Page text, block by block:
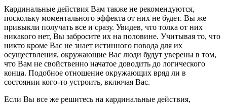
Кардинальные действия Вам также не рекомендуются,
поскольку моментального эффекта от них не будет. Вы же
привыкли получать все и сразу. Увидев, что толка от них
никакого нет, Вы забросите их на половине. Учитывая то, что
никто кроме Вас не знает истинного повода для их
осуществления, окружающие Вас люди будут уверены в том,
что Вам не свойственно начатое доводить до логического
конца. Подобное отношение окружающих вряд ли в
состоянии кого-то устроить, включая Вас.
Если Вы все же решитесь на кардинальные действия,